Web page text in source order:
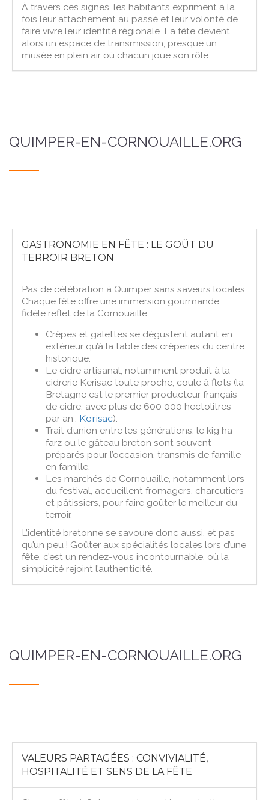
À travers ces signes, les habitants expriment à la
fois leur attachement au passé et leur volonté de
faire vivre leur identité régionale. La fête devient
alors un espace de transmission, presque un
musée en plein air où chacun joue son rôle.
QUIMPER-EN-CORNOUAILLE.ORG
GASTRONOMIE EN FÊTE : LE GOÛT DU
TERROIR BRETON
Pas de célébration à Quimper sans saveurs locales.
Chaque fête offre une immersion gourmande,
fidèle reflet de la Cornouaille :
Crêpes et galettes se dégustent autant en
extérieur qu’à la table des crêperies du centre
historique.
Le cidre artisanal, notamment produit à la
cidrerie Kerisac toute proche, coule à flots (la
Bretagne est le premier producteur français
de cidre, avec plus de 600 000 hectolitres
par an : Kerisac).
Trait d’union entre les générations, le kig ha
farz ou le gâteau breton sont souvent
préparés pour l’occasion, transmis de famille
en famille.
Les marchés de Cornouaille, notamment lors
du festival, accueillent fromagers, charcutiers
et pâtissiers, pour faire goûter le meilleur du
terroir.
L’identité bretonne se savoure donc aussi, et pas
qu’un peu ! Goûter aux spécialités locales lors d’une
fête, c’est un rendez-vous incontournable, où la
simplicité rejoint l’authenticité.
QUIMPER-EN-CORNOUAILLE.ORG
VALEURS PARTAGÉES : CONVIVIALITÉ,
HOSPITALITÉ ET SENS DE LA FÊTE